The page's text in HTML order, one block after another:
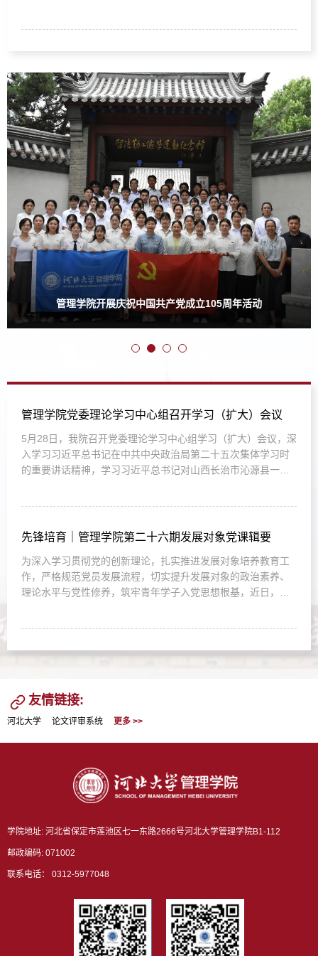
全体师生党员感...
管理学院开展庆祝中国共产党成立105周年活动
管理学院党委理论学习中心组召开学习（扩大）会议
5月28日，我院召开党委理论学习中心组学习（扩大）会议，深
入学习习近平总书记在中共中央政治局第二十五次集体学习时
的重要讲话精神，学习习近平总书记对山西长治市沁源县一煤
议。会议强调习近平总书记关于防灾减灾救灾工作的重要讲话
先锋培育｜管理学院第二十六期发展对象党课辑要
为深入学习贯彻党的创新理论，扎实推进发展对象培养教育工
作，严格规范党员发展流程，切实提升发展对象的政治素养、
理论水平与党性修养，筑牢青年学子入党思想根基，近日，学
性的理论研学课堂，助力学员淬炼初心、锤炼本领、砥砺成
友情链接:
河北大学 论文评审系统 更多 >>
学院地址: 河北省保定市莲池区七一东路2666号河北大学管理学院B1-112
邮政编码: 071002
联系电话： 0312-5977048